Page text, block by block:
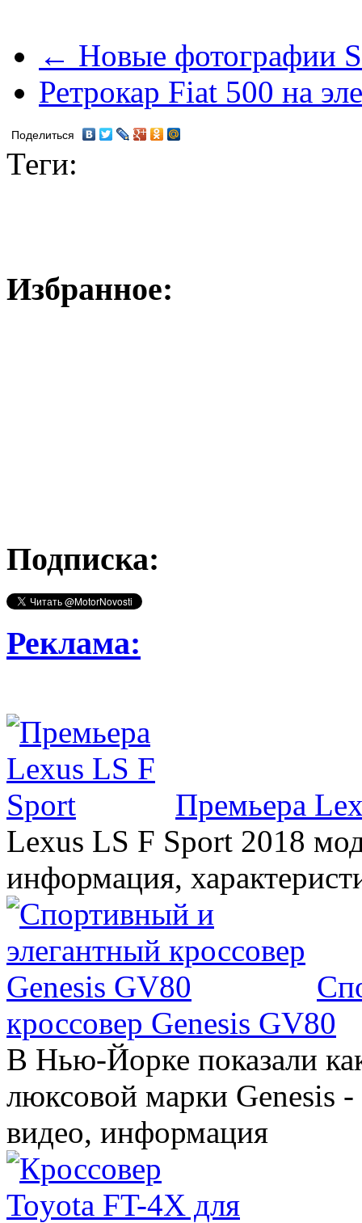
← Новые фотографии
Ретрокар Fiat 500 на
Поделиться
Теги:
Избранное:
Подписка:
Реклама:
Премьера
Lexus LS F Sport 2018
информация,
кроссовер Genesis GV80
В Нью-Йорке показали
люксовой марки Genesis
видео, информация